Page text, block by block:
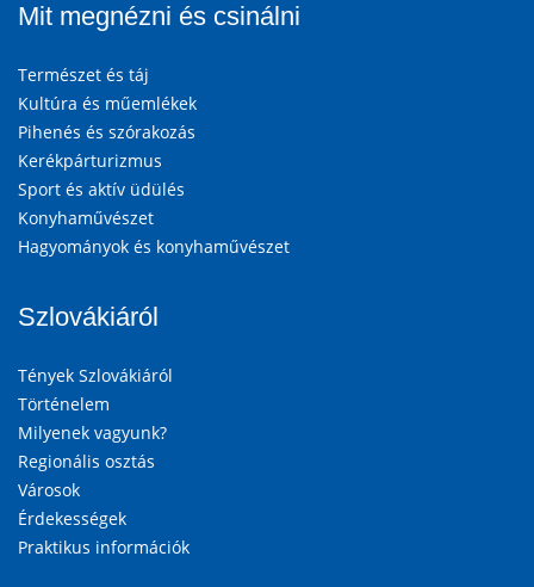
Mit megnézni és csinálni
Természet és táj
Kultúra és műemlékek
Pihenés és szórakozás
Kerékpárturizmus
Sport és aktív üdülés
Konyhaművészet
Hagyományok és konyhaművészet
Szlovákiáról
Tények Szlovákiáról
Történelem
Milyenek vagyunk?
Regionális osztás
Városok
Érdekességek
Praktikus információk